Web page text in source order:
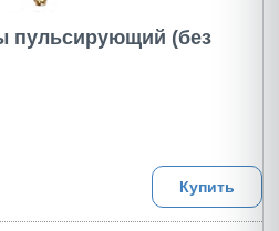
пульсирующий (без
Купить